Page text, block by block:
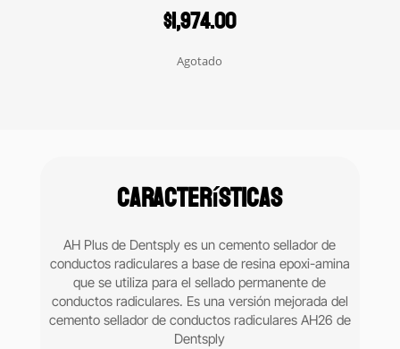
$1,974.00
Agotado
Características
AH Plus de Dentsply es un cemento sellador de
conductos radiculares a base de resina epoxi-amina
que se utiliza para el sellado permanente de
conductos radiculares. Es una versión mejorada del
cemento sellador de conductos radiculares AH26 de
Dentsply